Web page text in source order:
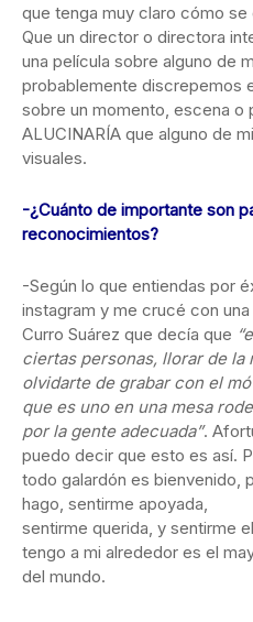
que tenga muy claro cómo
Que un director o directora
una película sobre alguno de
probablemente discrepemos
sobre un momento, escena o
ALUCINARÍA que alguno de
visuales.
-¿Cuánto de importante son
reconocimientos?
-Según lo que entiendas por
instagram y me crucé con
Curro Suárez que decía que
ciertas personas, llorar de la
olvidarte de grabar con el
que es uno en una mesa
por la gente adecuada”.
puedo decir que esto es así.
todo galardón es bienvenido,
hago, sentirme apoyada,
sentirme querida, y sentirme
tengo a mi alrededor es el
del mundo.